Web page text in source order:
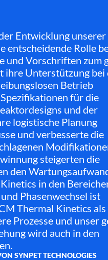
Entwicklung unserer
entscheidende Rolle
und Vorschriften zum
ihre Unterstützung bei
Betrieb
für die
und der
logistische Planung
und verbesserte die
steigerten die
den
in den
Phasenwechsel ist
Thermal Kinetics als
Prozesse und unser
wird auch in den
SYNPET TECHNOLOGIES